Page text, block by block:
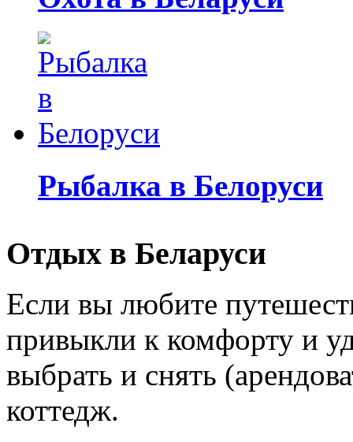
Рыбалка в Белоруси
Отдых в Беларуси
Если вы любите
привыкли к комфорту и
выбрать и снять
коттедж.